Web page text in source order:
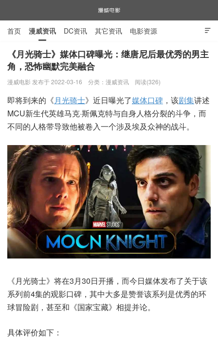
漫威电影

首页 漫威资讯 DC资讯 其它资讯 电影资源
电视剧资源 漫威图片
《月光骑士》媒体口碑曝光：继唐尼后最优秀的男主
角，恐怖幽默完美融合
漫威电影 发布于 2022-03-16 分类： 漫威资讯 阅读(326)
即将到来的《月光骑士》近日曝光了媒体口碑 ，该剧集讲述
MCU新生代英雄马克·斯佩克特与自身人格分裂的斗争，而
不同的人格带导致他被卷入一个涉及埃及众神的战斗。
《月光骑士》将在3月30日开播，而今日媒体发布了关于该
系列前4集的观影口碑，其中大多是赞誉该系列是优秀的环
球冒险剧，甚至和《国家宝藏》相提并论。
具体评价如下：